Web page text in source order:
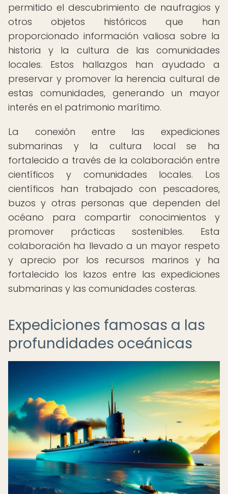
permitido el descubrimiento de naufragios y
otros objetos históricos que han
proporcionado información valiosa sobre la
historia y la cultura de las comunidades
locales. Estos hallazgos han ayudado a
preservar y promover la herencia cultural de
estas comunidades, generando un mayor
interés en el patrimonio marítimo.
La conexión entre las expediciones
submarinas y la cultura local se ha
fortalecido a través de la colaboración entre
científicos y comunidades locales. Los
científicos han trabajado con pescadores,
buzos y otras personas que dependen del
océano para compartir conocimientos y
promover prácticas sostenibles. Esta
colaboración ha llevado a un mayor respeto
y aprecio por los recursos marinos y ha
fortalecido los lazos entre las expediciones
submarinas y las comunidades costeras.
Expediciones famosas a las
profundidades oceánicas